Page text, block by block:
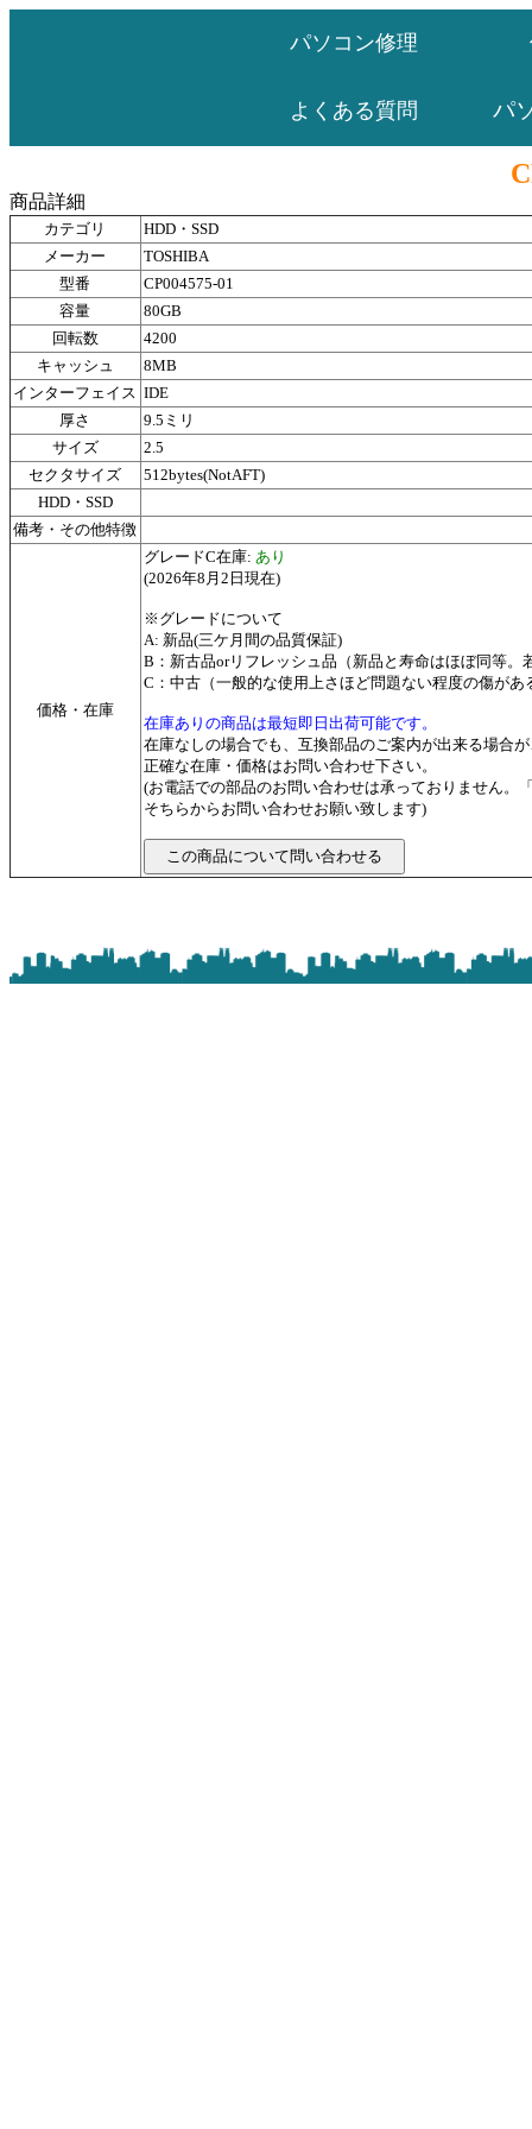
パソコン修理
よくある質問 パ
商品詳細
カテゴリ
HDD・SSD
メーカー
TOSHIBA
型番
CP004575-01
容量
80GB
回転数
4200
キャッシュ
8MB
インターフェイス IDE
厚さ
9.5ミリ
サイズ
2.5
セクタサイズ
512bytes(NotAFT)
HDD・SSD
備考・その他特徴
価格・在庫
グレードC在庫: あり
(2026年8月2日現在)
※グレードについて
A: 新品(三ケ月間の品質保証)
B：新古品orリフレッシュ品（新品と寿命はほぼ同等
C：中古（一般的な使用上さほど問題ない程度の傷が
在庫ありの商品は最短即日出荷可能です。
在庫なしの場合でも、互換部品のご案内が出来る場合
正確な在庫・価格はお問い合わせ下さい。
(お電話での部品のお問い合わせは承っておりません。
そちらからお問い合わせお願い致します)